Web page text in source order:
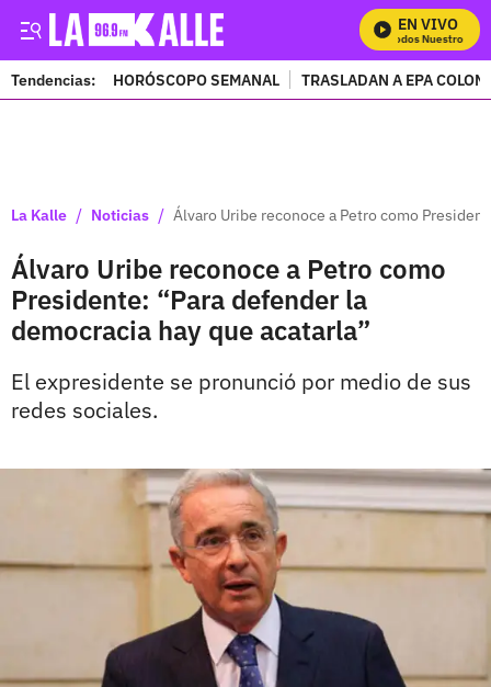
EN VIVO
Mira Todos Nuestros
Tendencias: HORÓSCOPO SEMANAL TRASLADAN A EPA
La Kalle / Noticias / Álvaro Uribe reconoce a Petro como
Álvaro Uribe reconoce a Petro como
Presidente: “Para defender la
democracia hay que acatarla”
El expresidente se pronunció por medio de sus
redes sociales.